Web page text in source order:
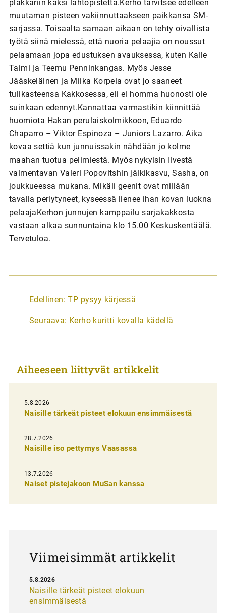
plakkariin kaksi lähtöpistettä.Kerho tarvitsee edelleen
muutaman pisteen vakiinnuttaakseen paikkansa SM-
sarjassa. Toisaalta samaan aikaan on tehty oivallista
työtä siinä mielessä, että nuoria pelaajia on noussut
pelaamaan jopa edustuksen avauksessa, kuten Kalle
Taimi ja Teemu Penninkangas. Myös Jesse
Jääskeläinen ja Miika Korpela ovat jo saaneet
tulikasteensa Kakkosessa, eli ei homma huonosti ole
suinkaan edennyt.Kannattaa varmastikin kiinnittää
huomiota Hakan perulaiskolmikkoon, Eduardo
Chaparro – Viktor Espinoza – Juniors Lazarro. Aika
kovaa settiä kun junnuissakin nähdään jo kolme
maahan tuotua pelimiestä. Myös nykyisin Ilvestä
valmentavan Valeri Popovitshin jälkikasvu, Sasha, on
joukkueessa mukana. Mikäli geenit ovat millään
tavalla periytyneet, kyseessä lienee ihan kovan luokna
pelaajaKerhon junnujen kamppailu sarjakakkosta
vastaan alkaa sunnuntaina klo 15.00 Keskuskentäälä.
Tervetuloa.
A
t
k
e
l
i
e
n
e
Edellinen: TP pysyy kärjessä
Seuraava: Kerho kuritti kovalla kädellä
Aiheeseen liittyvät artikkelit
5.8.2026
Naisille tärkeät pisteet elokuun ensimmäisestä
28.7.2026
Naisille iso pettymys Vaasassa
13.7.2026
Naiset pistejakoon MuSan kanssa
Viimeisimmät artikkelit
Naisille tärkeät pisteet elokuun
ensimmäisestä
5.8.2026